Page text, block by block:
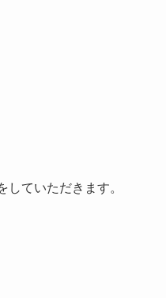
ていただきます。